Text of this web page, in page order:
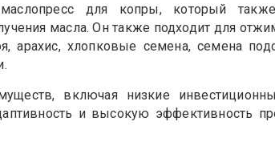
для копры, который
масла. Он также подходит для
арахис, хлопковые семена, семена
включая низкие
и высокую эффективность